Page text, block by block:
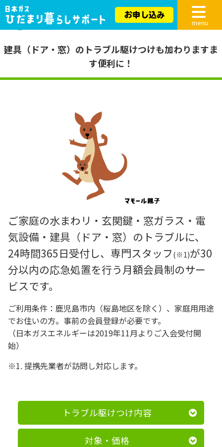
緊急時 会員サイト menu
トラブル駆けつけ
建具（ドア・窓）のトラブル駆けつけも加わりますま
す便利に！
ご家庭の水まわリ・玄関鍵・窓ガラス・電
気設備・建具（ドア・窓）のトラブルに、
24時間365日受付し、専門スタッフ(※1)が30
分以内の応急処置を行う月額会員制のサー
ビスです。
ご利用条件：鹿児島市内（桜島地区を除く）、家庭用用途
でお住いの方。事前の会員登録が必要です。
（日本ガスエネルギーは2019年11月よりご入会受付開
始）
※1. 提携先業者が訪問し対応します。
トラブル駆けつけ内容
対象・価格